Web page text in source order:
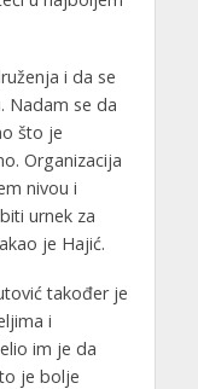
i da se
Nadam se da
što je
Organizacija
nivou i
urnek za
je Hajić.
također je
i
im je da
je bolje